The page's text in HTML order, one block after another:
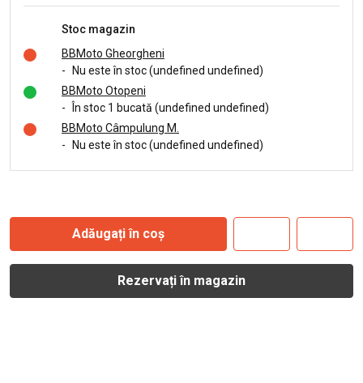
Stoc magazin
BBMoto Gheorgheni
-
Nu este în stoc (undefined undefined)
BBMoto Otopeni
-
În stoc 1 bucată (undefined undefined)
BBMoto Câmpulung M.
-
Nu este în stoc (undefined undefined)
Adăugați în coș
Rezervați în magazin